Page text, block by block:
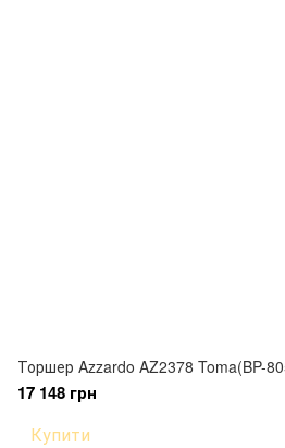
Торшер Azzardo AZ2378 Toma(BP-
17 148 грн
Купити